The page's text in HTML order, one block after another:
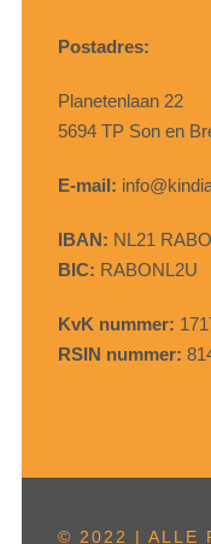
Postadres:
Planetenlaan 22
5694 TP Son en
E-mail:
IBAN: NL21
BIC: RABONL2U
KvK nummer:
RSIN nummer:
© 2022 | ALLE